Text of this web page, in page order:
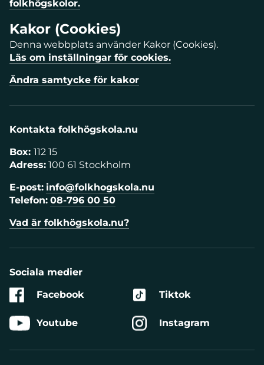
folkhögskolor.
Kakor (Cookies)
Denna webbplats använder Kakor (Cookies).
Läs om inställningar för cookies.
Ändra samtycke för kakor
Kontakta folkhögskola.nu
Box: 112 15
Adress: 100 61 Stockholm
E-post: info@folkhogskola.nu
Telefon: 08-796 00 50
Vad är folkhögskola.nu?
Sociala medier
Facebook
Youtube
Tiktok
Instagram